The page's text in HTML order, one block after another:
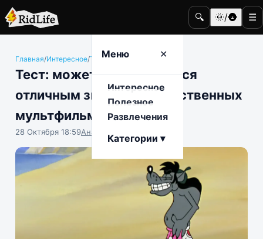
🔍 🌞/🌚 ☰
Меню ✕
Интересное
Полезное
Развлечения
Категории ▾
Главная/Интересное/Тесты
Тест: можете похвастаться
отличным знанием отечественных
мультфильмов?
28 Октября 18:59Анастасия Попова